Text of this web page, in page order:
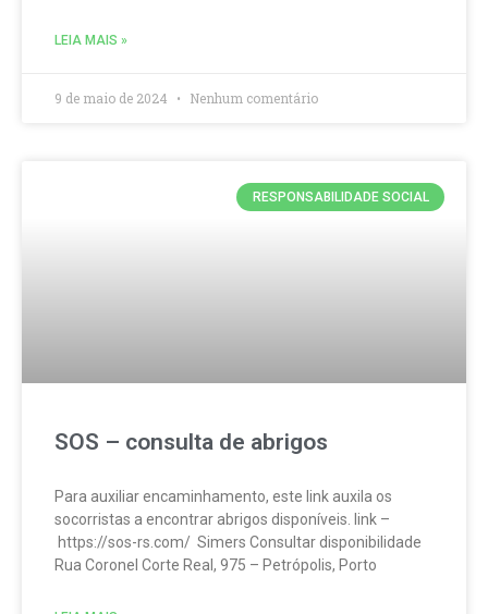
LEIA MAIS »
9 de maio de 2024 Nenhum comentário
RESPONSABILIDADE SOCIAL
SOS – consulta de abrigos
Para auxiliar encaminhamento, este link auxila os
socorristas a encontrar abrigos disponíveis. link –
https://sos-rs.com/ Simers Consultar disponibilidade
Rua Coronel Corte Real, 975 – Petrópolis, Porto